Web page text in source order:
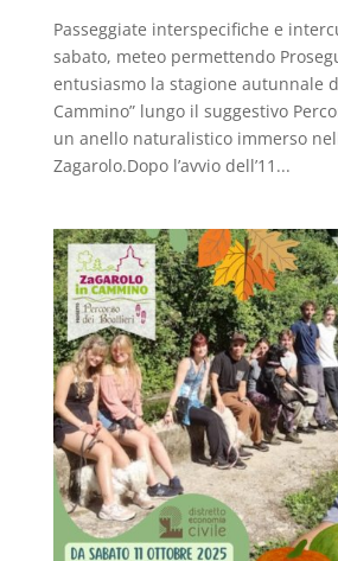
Passeggiate interspecifiche e
sabato, meteo permettendo
entusiasmo la stagione autunnale
Cammino” lungo il suggestivo
un anello naturalistico immerso
Zagarolo.Dopo l’avvio dell’11...